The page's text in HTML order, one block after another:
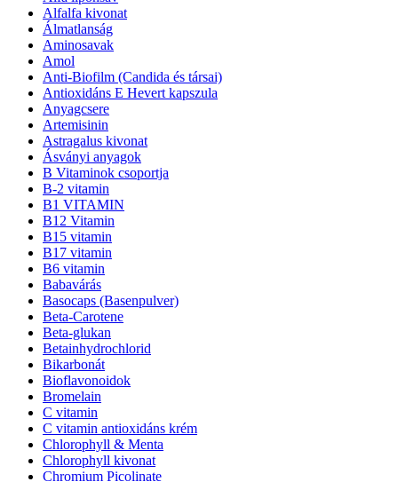
Alfalfa kivonat
Álmatlanság
Aminosavak
Amol
Anti-Biofilm (Candida és társai)
Antioxidáns E Hevert kapszula
Anyagcsere
Artemisinin
Astragalus kivonat
Ásványi anyagok
B Vitaminok csoportja
B-2 vitamin
B1 VITAMIN
B12 Vitamin
B15 vitamin
B17 vitamin
B6 vitamin
Babavárás
Basocaps (Basenpulver)
Beta-Carotene
Beta-glukan
Betainhydrochlorid
Bikarbonát
Bioflavonoidok
Bromelain
C vitamin
C vitamin antioxidáns krém
Chlorophyll & Menta
Chlorophyll kivonat
Chromium Picolinate